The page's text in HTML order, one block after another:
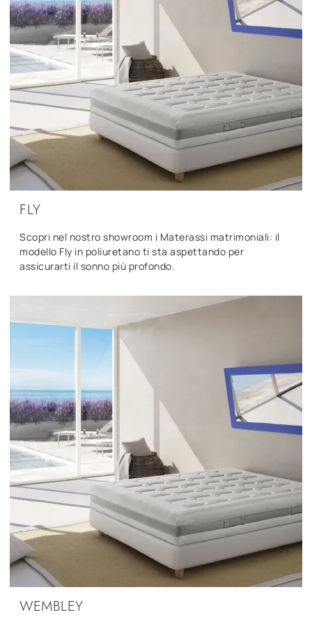
FLY
Scopri nel nostro showroom i Materassi matrimoniali: il
modello Fly in poliuretano ti sta aspettando per
assicurarti il sonno più profondo.
WEMBLEY